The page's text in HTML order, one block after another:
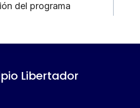
del programa
Libertador